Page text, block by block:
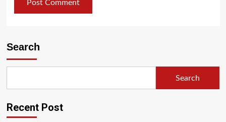
Search
Search
Recent Post